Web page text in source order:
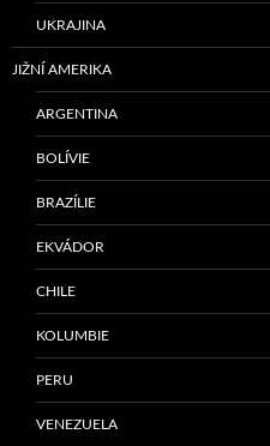
UKRAJINA
JIŽNÍ AMERIKA
ARGENTINA
BOLÍVIE
BRAZÍLIE
EKVÁDOR
CHILE
KOLUMBIE
PERU
VENEZUELA